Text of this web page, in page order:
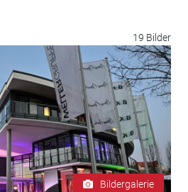
19 Bilder
Bildergalerie